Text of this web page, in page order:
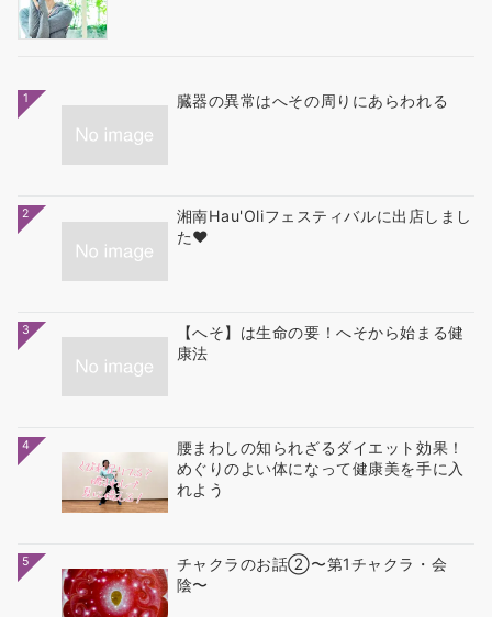
1 臓器の異常はへその周りにあらわれる
2
湘南Hau'Oliフェスティバルに出店しまし
た❤
3
【へそ】は生命の要！へそから始まる健
康法
4
腰まわしの知られざるダイエット効果！
めぐりのよい体になって健康美を手に入
れよう
5
チャクラのお話②〜第1チャクラ・会
陰〜